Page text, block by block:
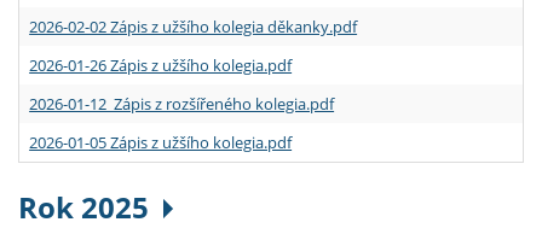
2026-02-02 Zápis z užšího kolegia děkanky.pdf
2026-01-26 Zápis z užšího kolegia.pdf
2026-01-12 Zápis z rozšířeného kolegia.pdf
2026-01-05 Zápis z užšího kolegia.pdf
Rok 2025